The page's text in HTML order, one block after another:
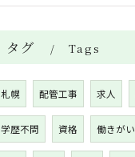
タグ Tags
札幌 配管工事 求人
学歴不問 資格 働きがい